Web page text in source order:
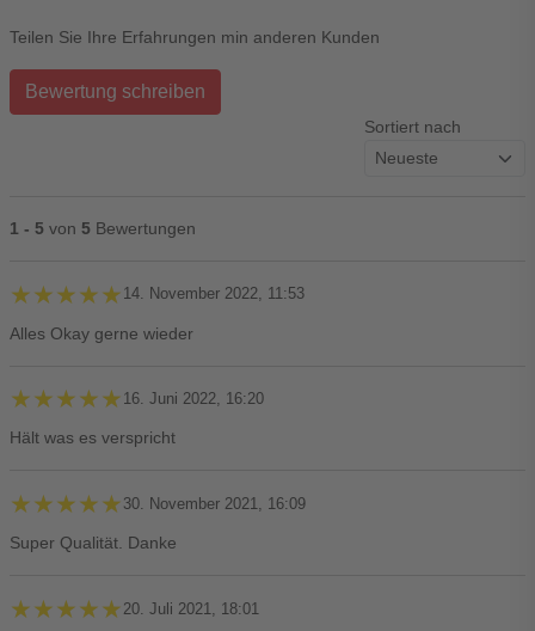
Teilen Sie Ihre Erfahrungen min anderen Kunden
Bewertung schreiben
Sortiert nach
1 - 5 von 5 Bewertungen
★★★★★
★★★★★ 14. November 2022, 11:53
Alles Okay gerne wieder
★★★★★
★★★★★ 16. Juni 2022, 16:20
Hält was es verspricht
★★★★★
★★★★★ 30. November 2021, 16:09
Super Qualität. Danke
★★★★★
★★★★★ 20. Juli 2021, 18:01